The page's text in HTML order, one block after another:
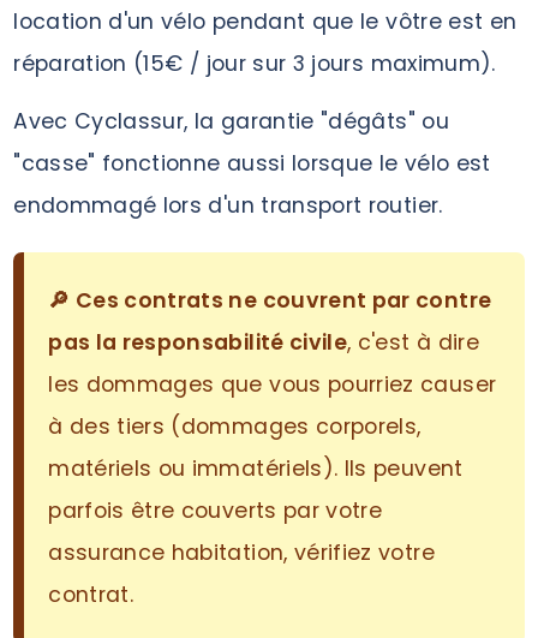
location d'un vélo pendant que le vôtre est en
réparation (15€ / jour sur 3 jours maximum).
Avec Cyclassur, la garantie "dégâts" ou
"casse" fonctionne aussi lorsque le vélo est
endommagé lors d'un transport routier.
🔎 Ces contrats ne couvrent par contre
pas la responsabilité civile, c'est à dire
les dommages que vous pourriez causer
à des tiers (dommages corporels,
matériels ou immatériels). Ils peuvent
parfois être couverts par votre
assurance habitation, vérifiez votre
contrat.